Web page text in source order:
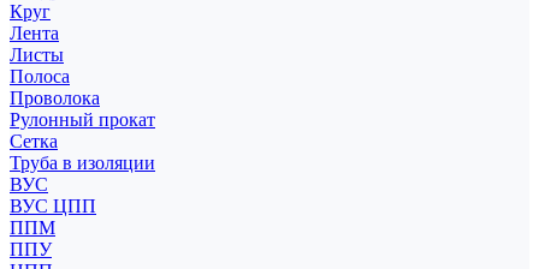
Круг
Лента
Листы
Полоса
Проволока
Рулонный прокат
Сетка
Труба в изоляции
ВУС
ВУС ЦПП
ППМ
ППУ